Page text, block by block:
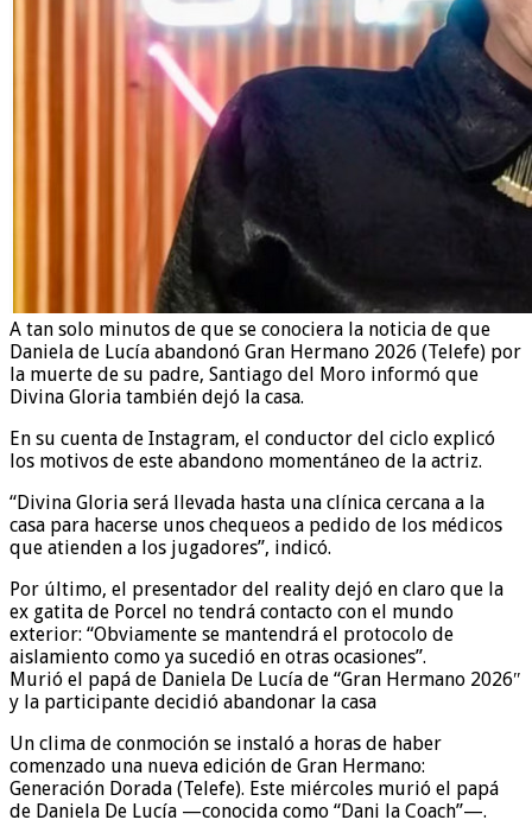
A tan solo minutos de que se conociera la noticia de que
Daniela de Lucía abandonó Gran Hermano 2026 (Telefe) por
la muerte de su padre, Santiago del Moro informó que
Divina Gloria también dejó la casa.
En su cuenta de Instagram, el conductor del ciclo explicó
los motivos de este abandono momentáneo de la actriz.
“Divina Gloria será llevada hasta una clínica cercana a la
casa para hacerse unos chequeos a pedido de los médicos
que atienden a los jugadores”, indicó.
Por último, el presentador del reality dejó en claro que la
ex gatita de Porcel no tendrá contacto con el mundo
exterior: “Obviamente se mantendrá el protocolo de
aislamiento como ya sucedió en otras ocasiones”.
Murió el papá de Daniela De Lucía de “Gran Hermano 2026″
y la participante decidió abandonar la casa
Un clima de conmoción se instaló a horas de haber
comenzado una nueva edición de Gran Hermano:
Generación Dorada (Telefe). Este miércoles murió el papá
de Daniela De Lucía —conocida como “Dani la Coach”—.